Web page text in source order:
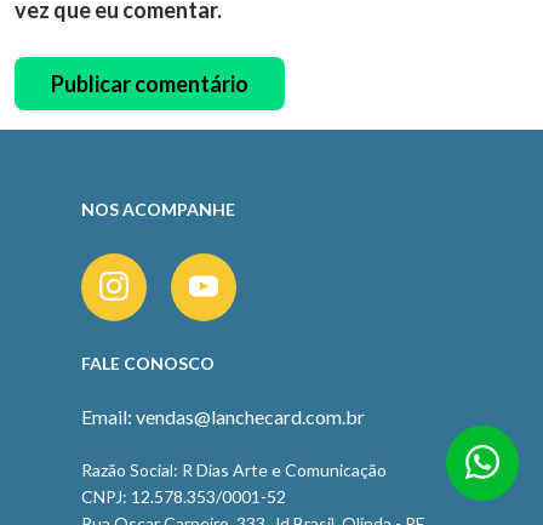
vez que eu comentar.
NOS ACOMPANHE
FALE CONOSCO
Email: vendas@lanchecard.com.br
Razão Social: R Dias Arte e Comunicação
CNPJ: 12.578.353/0001-52